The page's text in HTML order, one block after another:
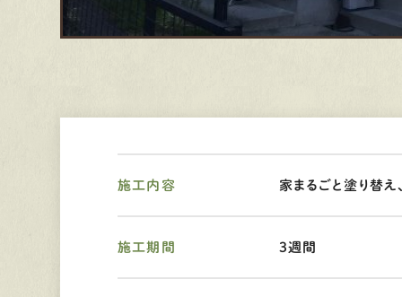
施工内容 家まるごと塗り替
施工期間 3週間